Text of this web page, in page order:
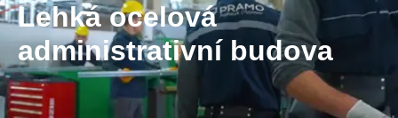
Lehká ocelová
administrativní budova